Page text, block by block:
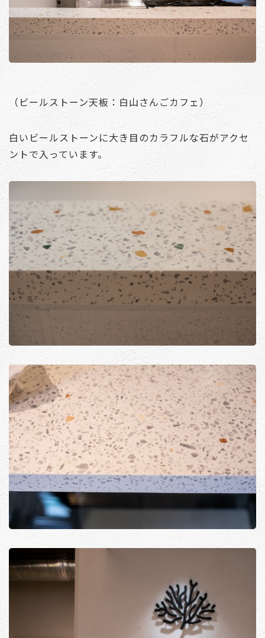
（ビールストーン天板：白山さんごカフェ）
白いビールストーンに大き目のカラフルな石がアクセ
ントで入っています。